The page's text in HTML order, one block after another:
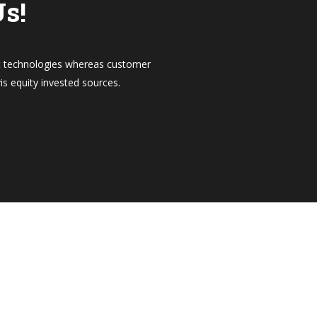
whereas customer
equity invested sources.